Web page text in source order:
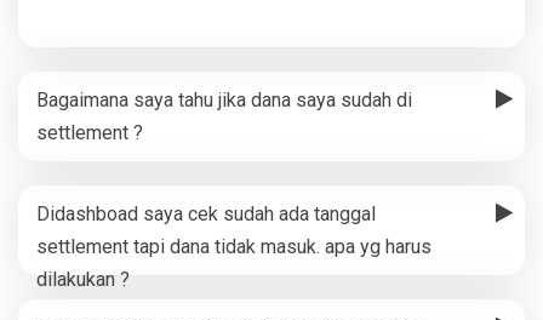
Bagaimana saya tahu jika dana saya sudah di
settlement ?
Didashboad saya cek sudah ada tanggal
settlement tapi dana tidak masuk. apa yg harus
dilakukan ?